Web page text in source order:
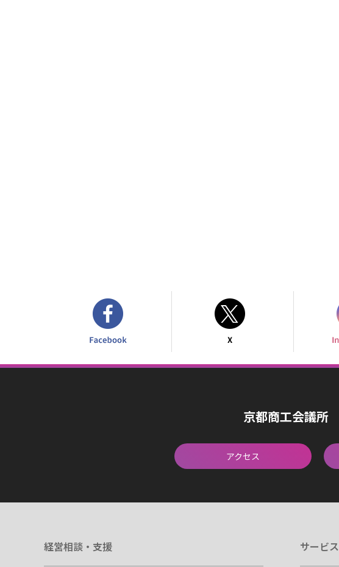
京都商工会議所
アクセス
経営相談・支援 サービス